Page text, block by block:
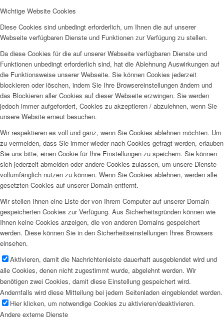
Wichtige Website Cookies
Diese Cookies sind unbedingt erforderlich, um Ihnen die auf unserer
Webseite verfügbaren Dienste und Funktionen zur Verfügung zu stellen.
Da diese Cookies für die auf unserer Webseite verfügbaren Dienste und
Funktionen unbedingt erforderlich sind, hat die Ablehnung Auswirkungen auf
die Funktionsweise unserer Webseite. Sie können Cookies jederzeit
blockieren oder löschen, indem Sie Ihre Browsereinstellungen ändern und
das Blockieren aller Cookies auf dieser Webseite erzwingen. Sie werden
jedoch immer aufgefordert, Cookies zu akzeptieren / abzulehnen, wenn Sie
unsere Website erneut besuchen.
Wir respektieren es voll und ganz, wenn Sie Cookies ablehnen möchten. Um
zu vermeiden, dass Sie immer wieder nach Cookies gefragt werden, erlauben
Sie uns bitte, einen Cookie für Ihre Einstellungen zu speichern. Sie können
sich jederzeit abmelden oder andere Cookies zulassen, um unsere Dienste
vollumfänglich nutzen zu können. Wenn Sie Cookies ablehnen, werden alle
gesetzten Cookies auf unserer Domain entfernt.
Wir stellen Ihnen eine Liste der von Ihrem Computer auf unserer Domain
gespeicherten Cookies zur Verfügung. Aus Sicherheitsgründen können wie
Ihnen keine Cookies anzeigen, die von anderen Domains gespeichert
werden. Diese können Sie in den Sicherheitseinstellungen Ihres Browsers
einsehen.
Aktivieren, damit die Nachrichtenleiste dauerhaft ausgeblendet wird und
alle Cookies, denen nicht zugestimmt wurde, abgelehnt werden. Wir
benötigen zwei Cookies, damit diese Einstellung gespeichert wird.
Andernfalls wird diese Mitteilung bei jedem Seitenladen eingeblendet werden.
Hier klicken, um notwendige Cookies zu aktivieren/deaktivieren.
Andere externe Dienste